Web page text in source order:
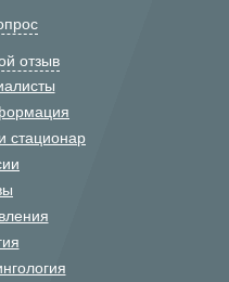
отзыв
стационар